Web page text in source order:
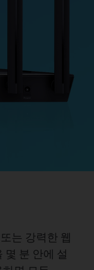
는 강력한 웹
분 안에 설